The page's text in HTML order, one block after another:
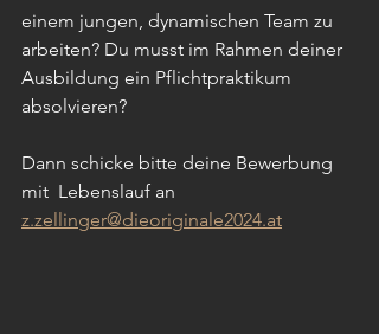
einem jungen, dynamischen Team zu
arbeiten? Du musst im Rahmen deiner
Ausbildung ein Pflichtpraktikum
absolvieren?
Dann schicke bitte deine Bewerbung
mit  Lebenslauf an
z.zellinger@dieoriginale2024.at